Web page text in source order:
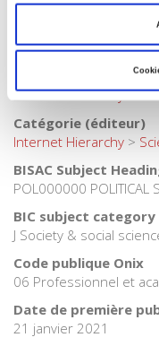
français
Catégorie (éditeur)
Internet Hierarchy>
Catégorie (éditeur)
Internet Hierarchy >
BISAC Subject
POL000000 POLITICAL
BIC subject category
J Society & social
Code publique Onix
06 Professionnel et
Date de première
21 janvier 2021